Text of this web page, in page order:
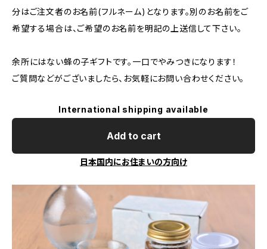
分はご注文者のお名前(フルネーム)となります。別のお名前をご
希望する場合は、ご希望のお名前を明記の上送信して下さい。
余所にはない蜂の子ギフトです。一口でやみつきになります！
ご質問などがございましたら、お気軽にお問い合わせください。
International shipping available
Add to cart
日本国内にお住まいの方向け